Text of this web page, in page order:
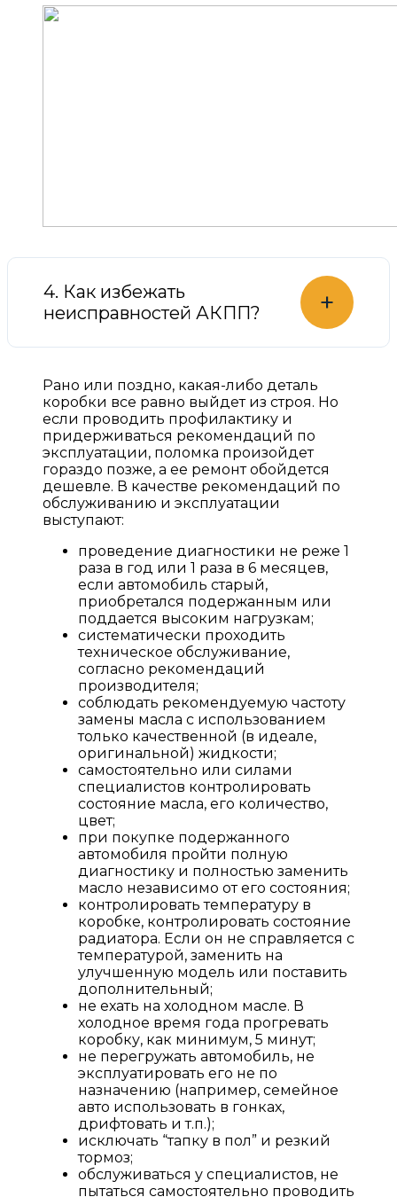
4. Как избежать
неисправностей АКПП?
+
Рано или поздно, какая-либо деталь
коробки все равно выйдет из строя. Но
если проводить профилактику и
придерживаться рекомендаций по
эксплуатации, поломка произойдет
гораздо позже, а ее ремонт обойдется
дешевле. В качестве рекомендаций по
обслуживанию и эксплуатации
выступают:
проведение диагностики не реже 1
раза в год или 1 раза в 6 месяцев,
если автомобиль старый,
приобретался подержанным или
поддается высоким нагрузкам;
систематически проходить
техническое обслуживание,
согласно рекомендаций
производителя;
соблюдать рекомендуемую частоту
замены масла с использованием
только качественной (в идеале,
оригинальной) жидкости;
самостоятельно или силами
специалистов контролировать
состояние масла, его количество,
цвет;
при покупке подержанного
автомобиля пройти полную
диагностику и полностью заменить
масло независимо от его состояния;
контролировать температуру в
коробке, контролировать состояние
радиатора. Если он не справляется с
температурой, заменить на
улучшенную модель или поставить
дополнительный;
не ехать на холодном масле. В
холодное время года прогревать
коробку, как минимум, 5 минут;
не перегружать автомобиль, не
эксплуатировать его не по
назначению (например, семейное
авто использовать в гонках,
дрифтовать и т.п.);
исключать “тапку в пол” и резкий
тормоз;
обслуживаться у специалистов, не
пытаться самостоятельно проводить